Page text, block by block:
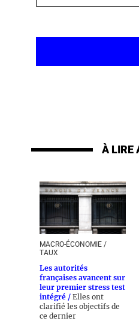
À LIRE
MACRO-ÉCONOMIE /
TAUX
Les autorités
françaises avancent sur
leur premier stress test
intégré / Elles ont
clarifié les objectifs de
ce dernier